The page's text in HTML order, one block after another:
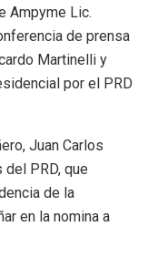
Ampyme Lic.
de prensa
Martinelli y
por el PRD
Juan Carlos
del PRD, que
de la
en la nomina a